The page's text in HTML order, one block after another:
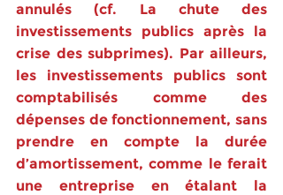
annulés (cf. La chute des
investissements publics après la
crise des subprimes). Par ailleurs,
les investissements publics sont
comptabilisés comme des
dépenses de fonctionnement, sans
prendre en compte la durée
d’amortissement, comme le ferait
une entreprise en étalant la